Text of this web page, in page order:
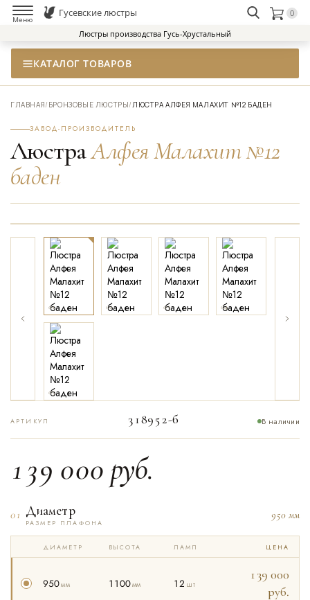
Меню
Гусевские люстры
0
Люстры производства Гусь-Хрустальный
КАТАЛОГ ТОВАРОВ
НАЙТИ
ГЛАВНАЯ/ БРОНЗОВЫЕ ЛЮСТРЫ/ЛЮСТРА АЛФЕЯ МАЛАХИТ №12 БАДЕН
ЗАВОД-ПРОИЗВОДИТЕЛЬ
ЛюстраАлфея Малахит №12
баден
01 02 03 04
05
АРТИКУЛ 318952-б В наличии
139 000 руб.
01 Диаметр
РАЗМЕР ПЛАФОНА
950 мм
ДИАМЕТР ВЫСОТА ЛАМП ЦЕНА
950мм 1100мм 12 шт
139 000
руб.